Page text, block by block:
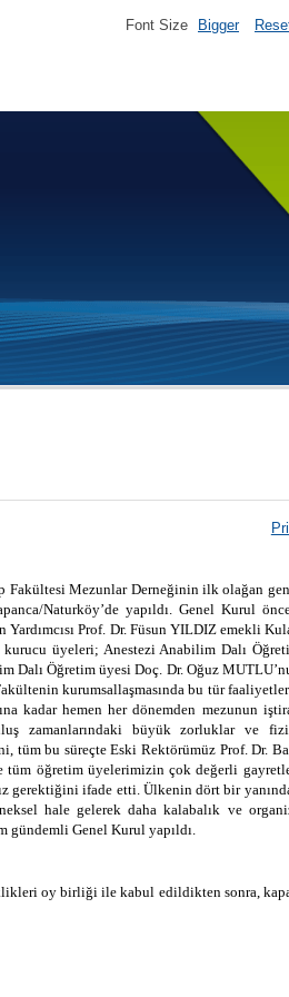
Font Size Bigger
Fakültesi Mezunlar Derneğinin ilk olağan
Naturköy’de yapıldı. Genel Kurul
Prof. Dr. Füsun YILDIZ emekli
üyeleri; Anestezi Anabilim Dalı
Dalı Öğretim üyesi Doç. Dr. Oğuz
kurumsallaşmasında bu tür
kadar hemen her dönemden mezunun
zamanlarındaki büyük zorluklar ve
tüm bu süreçte Eski Rektörümüz Prof. Dr.
tüm öğretim üyelerimizin çok değerli
gerektiğini ifade etti. Ülkenin dört bir
hale gelerek daha kalabalık ve
gündemli Genel Kurul yapıldı.
oy birliği ile kabul edildikten sonra,